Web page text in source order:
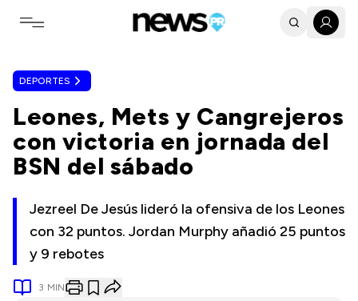
Toggle navigation menu
DEPORTES
Leones, Mets y Cangrejeros
con victoria en jornada del
BSN del sábado
Jezreel De Jesús lideró la ofensiva de los Leones
con 32 puntos. Jordan Murphy añadió 25 puntos
y 9 rebotes
3 MIN